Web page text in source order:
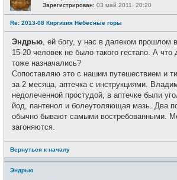
Зарегистрирован: 03 май 2011, 20:20
Re: 2013-08 Киргизия Небесные горы
Эндрью, ей богу, у нас в далеком прошлом
15-20 человек не было такого гестапо. А
тоже назначались?
Сопоставляю это с нашим путешествием и
за 2 месяца, аптечка с инструкциями.
недолеченной простудой, в аптечке были
йод, пантенол и болеутоляющая мазь. Два
обычно бывают самыми востребованными.
загоняются.
Вернуться к началу
Эндрью